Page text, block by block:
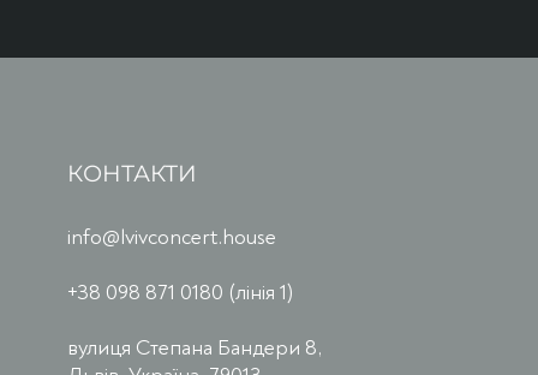
КОНТАКТИ
info@lvivconcert.house
+38 098 871 0180 (лінія 1)
вулиця Степана Бандери 8,